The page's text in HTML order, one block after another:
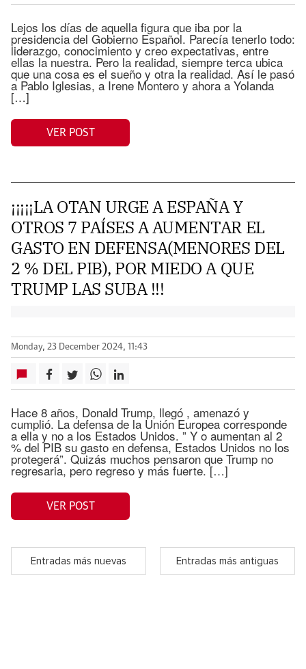
Lejos los días de aquella figura que iba por la
presidencia del Gobierno Español. Parecía tenerlo todo:
liderazgo, conocimiento y creo expectativas, entre
ellas la nuestra. Pero la realidad, siempre terca ubica
que una cosa es el sueño y otra la realidad. Así le pasó
a Pablo Iglesias, a Irene Montero y ahora a Yolanda
[…]
VER POST
¡¡¡¡¡LA OTAN URGE A ESPAÑA Y
OTROS 7 PAÍSES A AUMENTAR EL
GASTO EN DEFENSA(MENORES DEL
2 % DEL PIB), POR MIEDO A QUE
TRUMP LAS SUBA !!!
Monday, 23 December 2024, 11:43
Hace 8 años, Donald Trump, llegó , amenazó y
cumplió. La defensa de la Unión Europea corresponde
a ella y no a los Estados Unidos. ” Y o aumentan al 2
% del PIB su gasto en defensa, Estados Unidos no los
protegerá”. Quizás muchos pensaron que Trump no
regresaria, pero regreso y más fuerte. […]
VER POST
Entradas más nuevas Entradas más antiguas